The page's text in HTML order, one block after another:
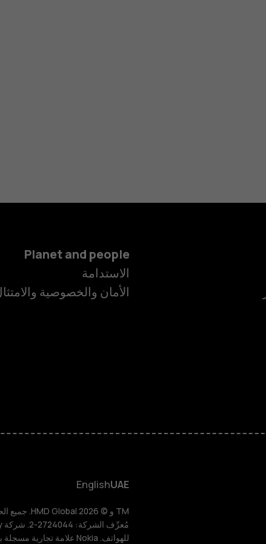
الهواتف الذكية
Terra M
HMD DUB
HMD Watch
Planet and people
الاستدامة
الأمان والخصوصية
UAE
English
للهواتف. Nokia علامة تجارية مسجلة باسم شركة Nokia Corporation.